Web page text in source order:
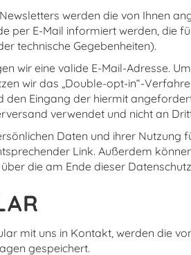
werden die von Ihnen
per E-Mail informiert werden, die
technische Gegebenheiten).
wir eine valide E-Mail-Adresse.
wir das „Double-opt-in“-
Eingang der hiermit
verwendet und nicht an
Daten und ihrer
Link. Außerdem
die am Ende dieser
mit uns in Kontakt, werden die
gespeichert.